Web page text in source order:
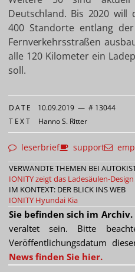
Deutschland. Bis 2020
400 Standorte entlang
Fernverkehrsstraßen
alle 120 Kilometer ein
soll.
DATE 10.09.2019 — # 13044
TEXT Hanno S. Ritter
leserbrief support
VERWANDTE THEMEN BEI
IONITY zeigt das Ladesäulen-Design
IM KONTEXT: DER BLICK INS WEB
IONITY Hyundai Kia
Sie befinden sich im Archiv.
veraltet sein. Bitte
Veröffentlichungsdatum
News finden Sie hier.